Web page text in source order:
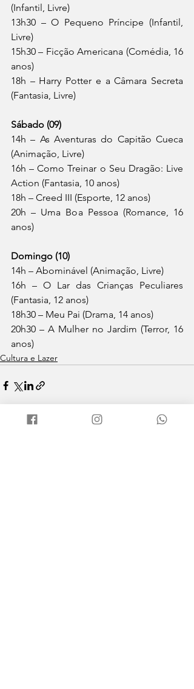
(Infantil, Livre)
13h30 – O Pequeno Príncipe (Infantil,
Livre)
15h30 – Ficção Americana (Comédia, 16
anos)
18h – Harry Potter e a Câmara Secreta
(Fantasia, Livre)
Sábado (09)
14h – As Aventuras do Capitão Cueca
(Animação, Livre)
16h – Como Treinar o Seu Dragão: Live
Action (Fantasia, 10 anos)
18h – Creed III (Esporte, 12 anos)
20h – Uma Boa Pessoa (Romance, 16
anos)
Domingo (10)
14h – Abominável (Animação, Livre)
16h – O Lar das Crianças Peculiares
(Fantasia, 12 anos)
18h30 – Meu Pai (Drama, 14 anos)
20h30 – A Mulher no Jardim (Terror, 16
anos)
Cultura e Lazer